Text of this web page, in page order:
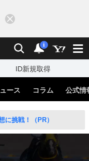
検索 通知
i
ID新規取得
ース コラム 公式情
に挑戦！（PR）